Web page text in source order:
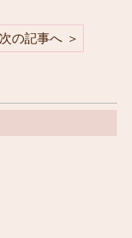
次の記事へ